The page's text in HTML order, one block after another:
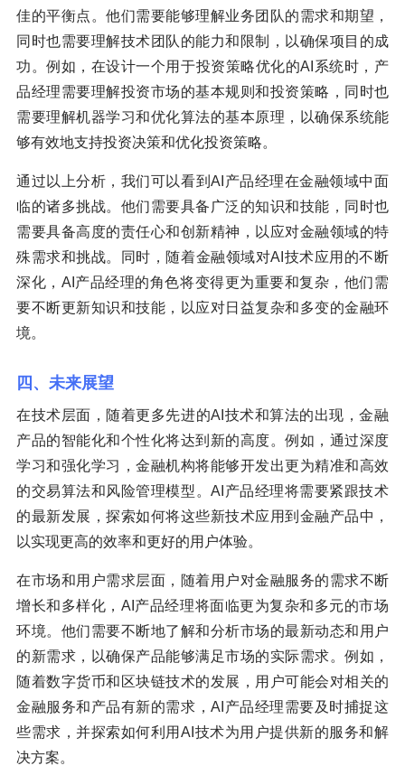
佳的平衡点。他们需要能够理解业务团队的需求和期望，
同时也需要理解技术团队的能力和限制，以确保项目的成
功。例如，在设计一个用于投资策略优化的AI系统时，产
品经理需要理解投资市场的基本规则和投资策略，同时也
需要理解机器学习和优化算法的基本原理，以确保系统能
够有效地支持投资决策和优化投资策略。
通过以上分析，我们可以看到AI产品经理在金融领域中面
临的诸多挑战。他们需要具备广泛的知识和技能，同时也
需要具备高度的责任心和创新精神，以应对金融领域的特
殊需求和挑战。同时，随着金融领域对AI技术应用的不断
深化，AI产品经理的角色将变得更为重要和复杂，他们需
要不断更新知识和技能，以应对日益复杂和多变的金融环
境。
四、未来展望
在技术层面，随着更多先进的AI技术和算法的出现，金融
产品的智能化和个性化将达到新的高度。例如，通过深度
学习和强化学习，金融机构将能够开发出更为精准和高效
的交易算法和风险管理模型。AI产品经理将需要紧跟技术
的最新发展，探索如何将这些新技术应用到金融产品中，
以实现更高的效率和更好的用户体验。
在市场和用户需求层面，随着用户对金融服务的需求不断
增长和多样化，AI产品经理将面临更为复杂和多元的市场
环境。他们需要不断地了解和分析市场的最新动态和用户
的新需求，以确保产品能够满足市场的实际需求。例如，
随着数字货币和区块链技术的发展，用户可能会对相关的
金融服务和产品有新的需求，AI产品经理需要及时捕捉这
些需求，并探索如何利用AI技术为用户提供新的服务和解
决方案。